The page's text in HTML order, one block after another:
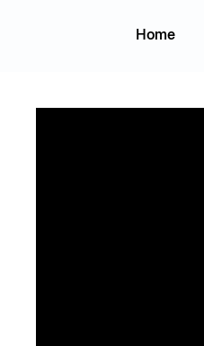
Home